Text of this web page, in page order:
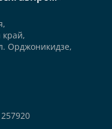
край,
Орджоникидзе,